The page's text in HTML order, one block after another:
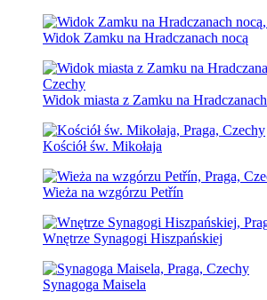
Widok Zamku na Hradczanach nocą
Widok miasta z Zamku na Hradczanach
Kościół św. Mikołaja
Wieża na wzgórzu Petřín
Wnętrze Synagogi Hiszpańskiej
Synagoga Maisela